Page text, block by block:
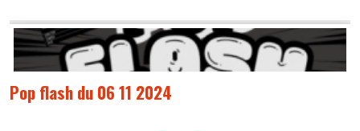
Pop flash du 06 11 2024